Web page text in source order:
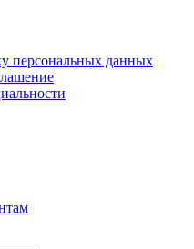
персональных данных